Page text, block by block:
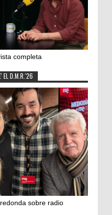
completa
EL D.M.R.'26
sobre radio